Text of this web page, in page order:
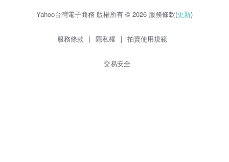
Yahoo台灣電子商務 版權所有 © 2026 服務條款(更新)
服務條款 | 隱私權 | 拍賣使用規範
交易安全